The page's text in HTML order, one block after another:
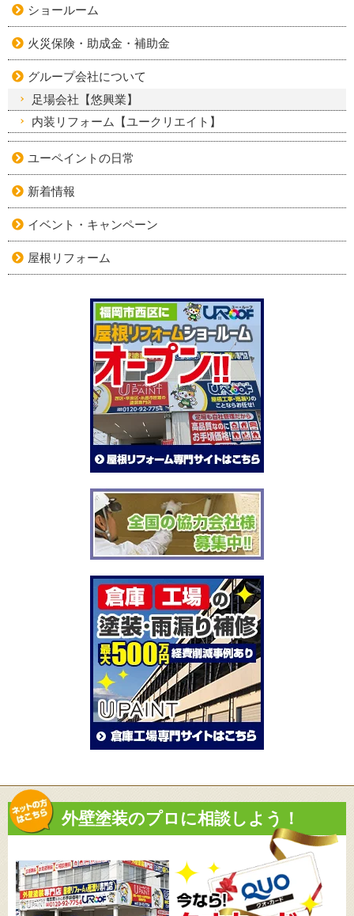
ショールーム
火災保険・助成金・補助金
グループ会社について
足場会社【悠興業】
内装リフォーム【ユークリエイト】
ユーペイントの日常
新着情報
イベント・キャンペーン
屋根リフォーム
外壁塗装のプロに相談しよう！